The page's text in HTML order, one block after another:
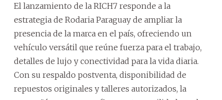
El lanzamiento de la RICH7 responde a la
estrategia de Rodaria Paraguay de ampliar la
presencia de la marca en el país, ofreciendo un
vehículo versátil que reúne fuerza para el trabajo,
detalles de lujo y conectividad para la vida diaria.
Con su respaldo postventa, disponibilidad de
repuestos originales y talleres autorizados, la